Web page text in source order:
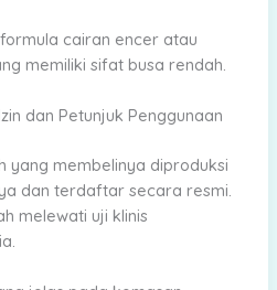
cairan encer atau
memiliki sifat busa rendah.
dan Petunjuk Penggunaan
yang membelinya diproduksi
dan terdaftar secara resmi.
melewati uji klinis